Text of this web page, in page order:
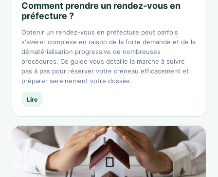
Comment prendre un rendez-vous en
préfecture ?
Obtenir un rendez-vous en préfecture peut parfois
s'avérer complexe en raison de la forte demande et de la
dématérialisation progressive de nombreuses
procédures. Ce guide vous détaille la marche à suivre
pas à pas pour réserver votre créneau efficacement et
préparer sereinement votre dossier.
Lire